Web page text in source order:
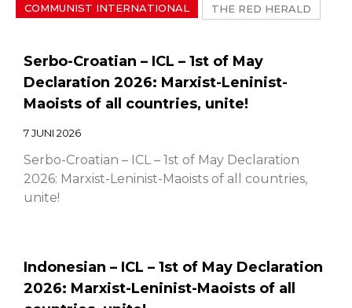
COMMUNIST INTERNATIONAL THE RED HERALD
Serbo-Croatian – ICL – 1st of May
Declaration 2026: Marxist-Leninist-
Maoists of all countries, unite!
7 JUNI 2026
Serbo-Croatian – ICL – 1st of May Declaration
2026: Marxist-Leninist-Maoists of all countries,
unite!
Indonesian – ICL – 1st of May Declaration
2026: Marxist-Leninist-Maoists of all